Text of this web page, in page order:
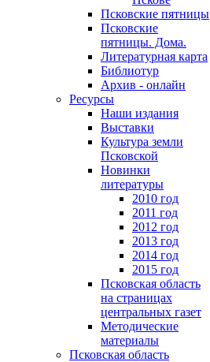
Псковские пятницы
Псковские
пятницы. Дома.
Литературная карта
Библиотур
Архив - онлайн
Ресурсы
Наши издания
Выставки
Культура земли
Псковской
Новинки
литературы
2010 год
2011 год
2012 год
2013 год
2014 год
2015 год
Псковская область
на страницах
центральных газет
Методические
материалы
Псковская область